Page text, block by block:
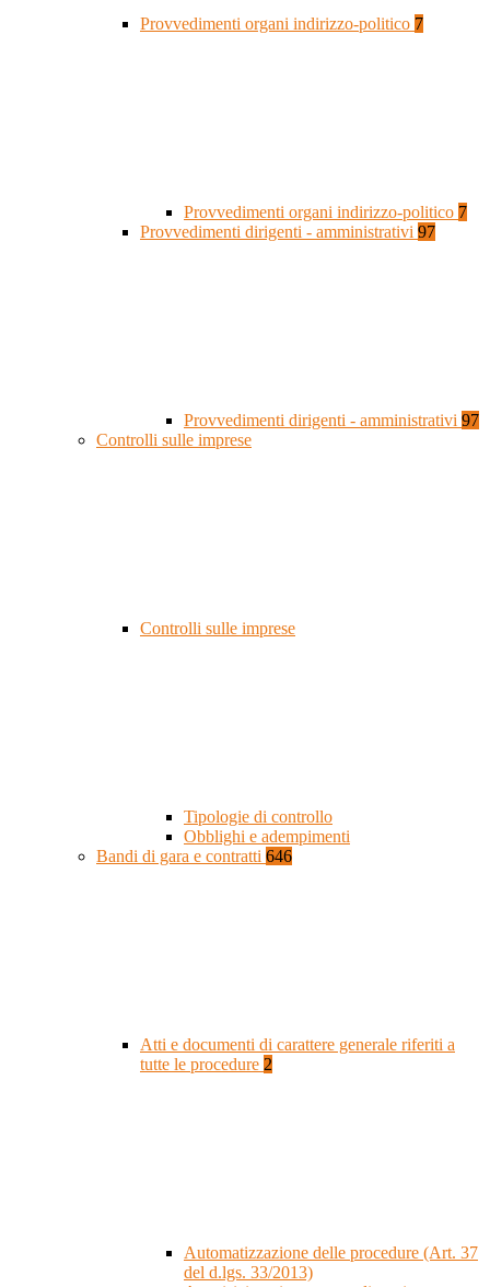
Provvedimenti organi indirizzo-politico 7
Provvedimenti organi indirizzo-politico 7
Provvedimenti dirigenti - amministrativi 97
Provvedimenti dirigenti - amministrativi 97
Controlli sulle imprese
Controlli sulle imprese
Tipologie di controllo
Obblighi e adempimenti
Bandi di gara e contratti 646
Atti e documenti di carattere generale riferiti a
tutte le procedure 2
Automatizzazione delle procedure (Art. 37
del d.lgs. 33/2013)